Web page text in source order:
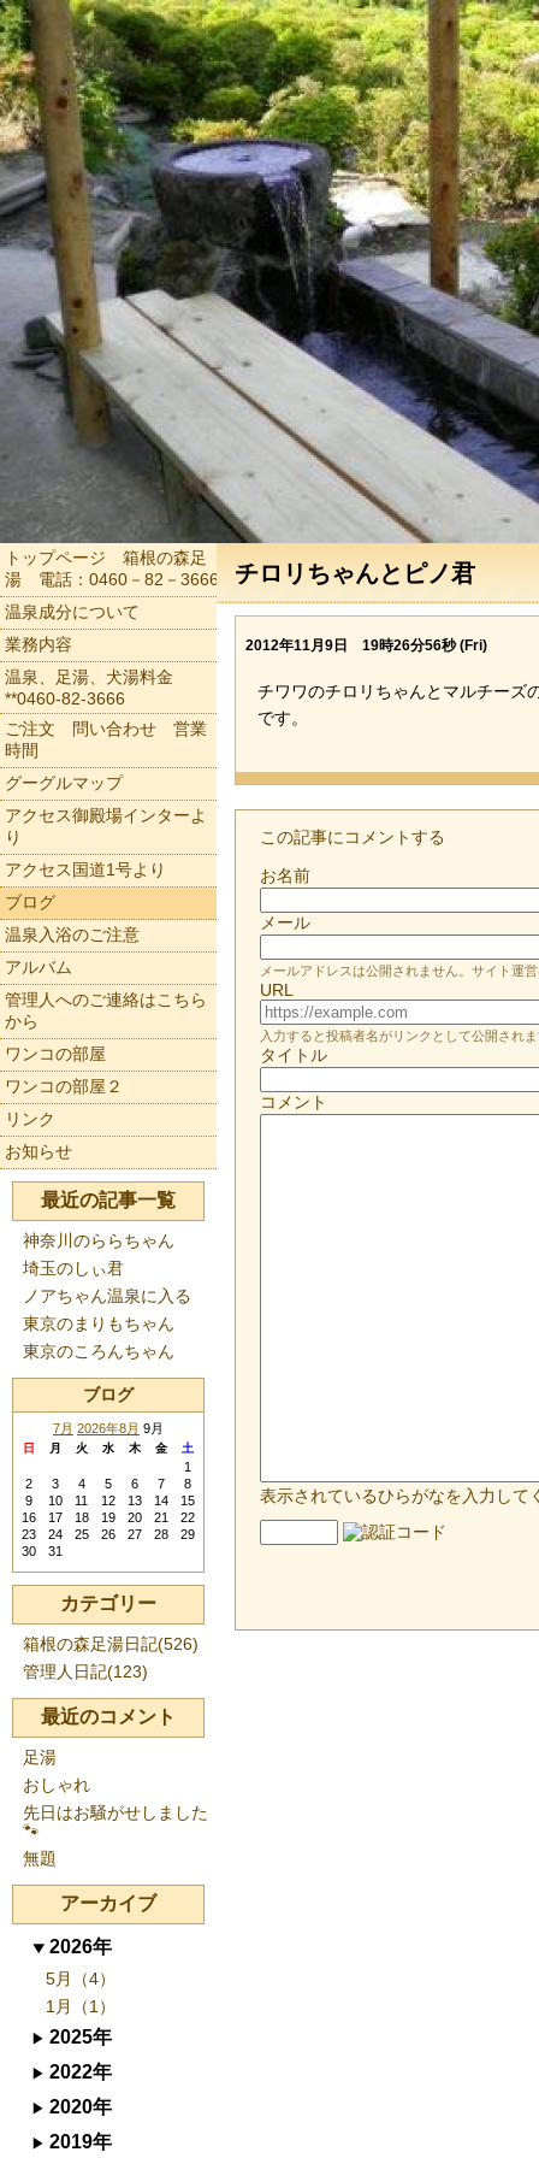
チロリちゃんとピノ君
2012年11月9日 19時26分56秒 (Fri)
チワワのチロリちゃんとマルチーズ
です。
この記事にコメントする
お名前
メール
メールアドレスは公開されません。サイト運
URL
入力すると投稿者名がリンクとして公開され
タイトル
コメント
表示されているひらがなを入力して
トップページ 箱根の森足
湯 電話：0460－82－3666
温泉成分について
業務内容
温泉、足湯、犬湯料金
**0460-82-3666
ご注文 問い合わせ 営業
時間
グーグルマップ
アクセス御殿場インターよ
り
アクセス国道1号より
ブログ
温泉入浴のご注意
アルバム
管理人へのご連絡はこちら
から
ワンコの部屋
ワンコの部屋２
リンク
お知らせ
最近の記事一覧
神奈川のららちゃん
埼玉のしぃ君
ノアちゃん温泉に入る
東京のまりもちゃん
東京のころんちゃん
ブログ
7月 2026年8月 9月
日 月 火 水 木 金 土
1
2
3 4 5 6 7
8
9
10 11 12 13 14
15
16
17 18 19 20 21
22
23
24 25 26 27 28
29
30
31
カテゴリー
箱根の森足湯日記(526)
管理人日記(123)
最近のコメント
足湯
おしゃれ
先日はお騒がせしました
🐾
無題
アーカイブ
2026年
5月（4）
1月（1）
2025年
2022年
2020年
2019年